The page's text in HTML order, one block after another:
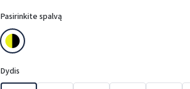
Pasirinkite spalvą
Dydis